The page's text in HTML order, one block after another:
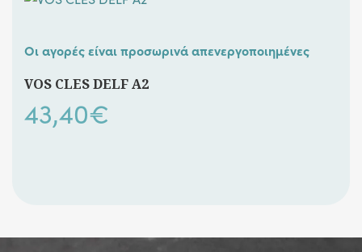
Οι αγορές είναι προσωρινά απενεργοποιημένες
VOS CLES DELF A2
43,40€